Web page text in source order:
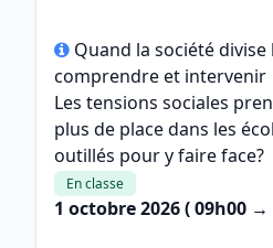
Quand la société divise
comprendre et intervenir
Les tensions sociales
plus de place dans les
outillés pour y faire face?
En classe
1 octobre 2026( 09h00 →